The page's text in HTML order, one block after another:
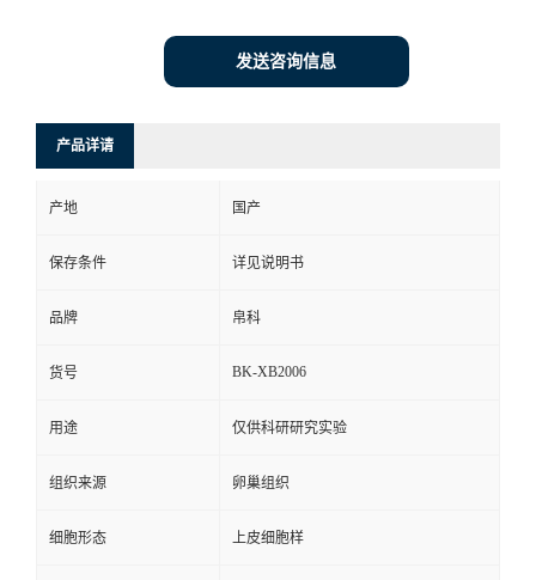
发送咨询信息
产品详请
产地 国产
保存条件 详见说明书
品牌 帛科
货号 BK-XB2006
用途 仅供科研研究实验
组织来源 卵巢组织
细胞形态 上皮细胞样